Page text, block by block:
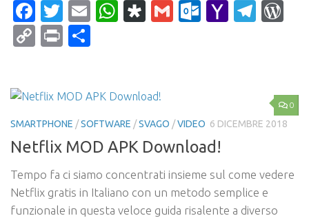
Facebook
Twitter
EmailWhatsApp
Diaspora
Gmail Yahoo
CopyPrint
0
SMARTPHONE /SOFTWARE /SVAGO /VIDEO 6 DICEMBRE 2018
Netflix MOD APK Download!
Tempo fa ci siamo concentrati insieme sul come vedere
Netflix gratis in Italiano con un metodo semplice e
funzionale in questa veloce guida risalente a diverso